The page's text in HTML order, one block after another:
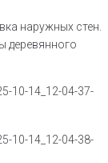
наружных стен.
деревянного